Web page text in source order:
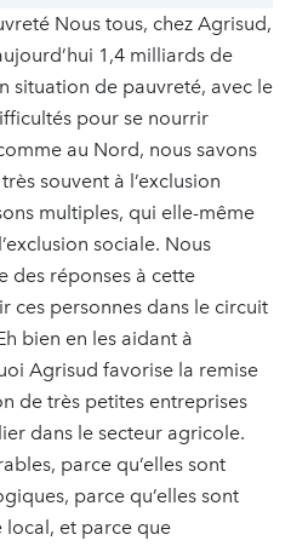
Nous tous, chez Agrisud,
1,4 milliards de
situation de pauvreté, avec le
pour se nourrir
au Nord, nous savons
souvent à l’exclusion
multiples, qui elle-même
sociale. Nous
des réponses à cette
ces personnes dans le circuit
bien en les aidant à
Agrisud favorise la remise
de très petites entreprises
dans le secteur agricole.
parce qu’elles sont
parce qu’elles sont
local, et parce que